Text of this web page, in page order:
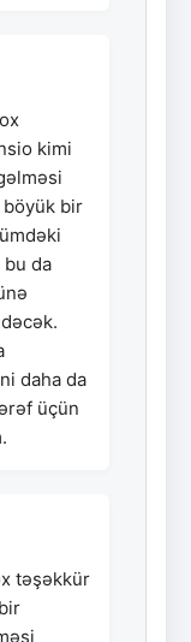
kimi
bir
bu da
daha da
üçün
təşəkkür